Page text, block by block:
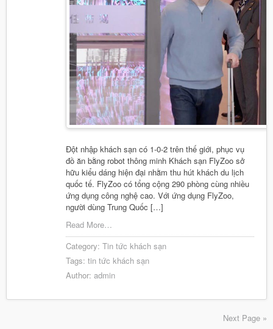
Đột nhập khách sạn có 1-0-2 trên thế giới, phục vụ
đồ ăn bằng robot thông minh Khách sạn FlyZoo sở
hữu kiểu dáng hiện đại nhằm thu hút khách du lịch
quốc tế. FlyZoo có tổng cộng 290 phòng cùng nhiều
ứng dụng công nghệ cao. Với ứng dụng FlyZoo,
người dùng Trung Quốc […]
Read More…
Category:Tin tức khách sạn
Tags:tin tức khách sạn
Author:admin
Next Page »